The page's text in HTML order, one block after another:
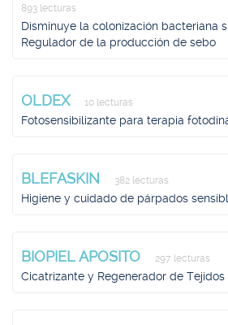
893 lecturas
Disminuye la colonización bacteriana
Regulador de la producción de sebo
OLDEX 10 lecturas
Fotosensibilizante para terapia
BLEFASKIN 382 lecturas
Higiene y cuidado de párpados
BIOPIEL APOSITO 297 lecturas
Cicatrizante y Regenerador de Tejidos